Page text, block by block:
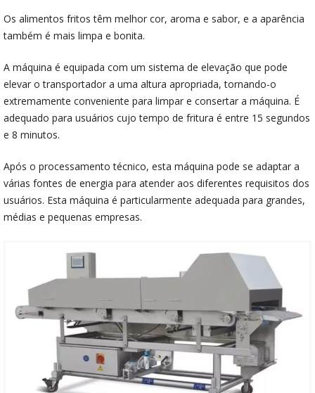
Os alimentos fritos têm melhor cor, aroma e sabor, e a aparência
também é mais limpa e bonita.
A máquina é equipada com um sistema de elevação que pode
elevar o transportador a uma altura apropriada, tornando-o
extremamente conveniente para limpar e consertar a máquina. É
adequado para usuários cujo tempo de fritura é entre 15 segundos
e 8 minutos.
Após o processamento técnico, esta máquina pode se adaptar a
várias fontes de energia para atender aos diferentes requisitos dos
usuários. Esta máquina é particularmente adequada para grandes,
médias e pequenas empresas.